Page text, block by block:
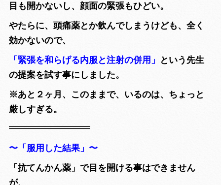
目も開かないし、顔面の緊張もひどい。
やたらに、頭痛薬とか飲んでしまうけども、全く
効かないので、
「緊張を和らげる内服と注射の併用」
という先生
の提案を試す事にしました。
※あと２ヶ月、このままで、いるのは、ちょっと
厳しすぎる。
〜「服用した結果」〜
「抗てんかん薬」で目を開ける事はできません
が、